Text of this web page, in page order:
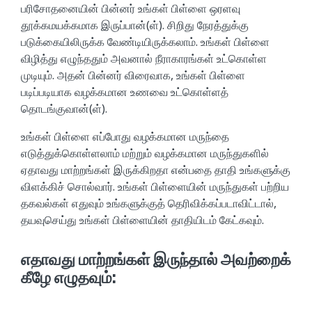
பரிசோதனையின் பின்னர் உங்கள் பிள்ளை ஒரளவு
தூக்கமயக்கமாக இருப்பான்(ள்). சிறிது நேரத்துக்கு
படுக்கையிலிருக்க வேண்டியிருக்கலாம். உங்கள் பிள்ளை
விழித்து எழுந்ததும் அவனால் நீராகாரங்கள் உட்கொள்ள
முடியும். அதன் பின்னர் விரைவாக, உங்கள் பிள்ளை
படிப்படியாக வழக்கமான உணவை உட்கொள்ளத்
தொடங்குவான்(ள்).
உங்கள் பிள்ளை எப்போது வழக்கமான மருந்தை
எடுத்துக்கொள்ளலாம் மற்றும் வழக்கமான மருந்துகளில்
ஏதாவது மாற்றங்கள் இருக்கிறதா என்பதை தாதி உங்களுக்கு
விளக்கிச் சொல்வார். உங்கள் பிள்ளையின் மருந்துகள் பற்றிய
தகவல்கள் எதுவும் உங்களுக்குத் தெரிவிக்கப்படாவிட்டால்,
தயவுசெய்து உங்கள் பிள்ளையின் தாதியிடம் கேட்கவும்.
எதாவது மாற்றங்கள் இருந்தால் அவற்றைக்
கீழே எழுதவும்: